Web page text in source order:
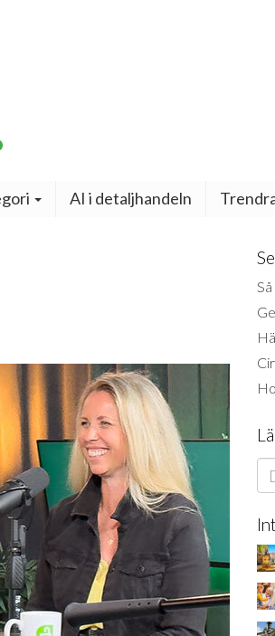
AI i detaljhandeln